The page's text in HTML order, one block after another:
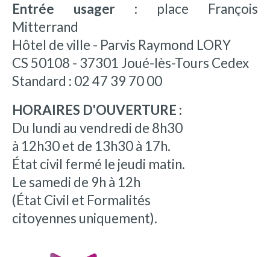
Entrée usager : place François
Mitterrand
Hôtel de ville - Parvis Raymond LORY
CS 50108 - 37301 Joué-lès-Tours Cedex
Standard : 02 47 39 70 00
HORAIRES D'OUVERTURE :
Du lundi au vendredi de 8h30
à 12h30 et de 13h30 à 17h.
État civil fermé le jeudi matin.
Le samedi de 9h à 12h
(État Civil et Formalités
citoyennes uniquement).